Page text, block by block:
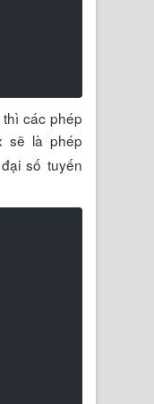
các phép
sẽ là phép
số tuyến